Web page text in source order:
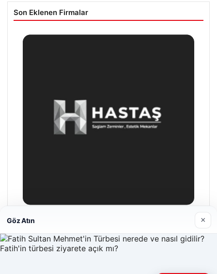
Son Eklenen Firmalar
Hastaş Beton
26/05/2026
Göz Atın ×